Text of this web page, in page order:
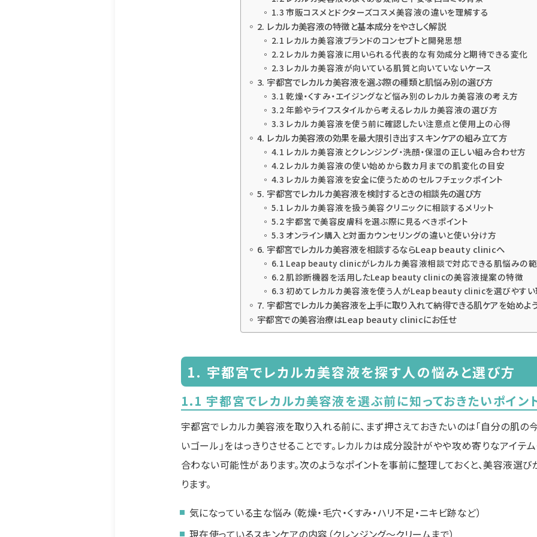
1.3 市販コスメとドクターズコスメ美容液の違いを理解する
2. レカルカ美容液の特徴と基本成分をやさしく解説
2.1 レカルカ美容液ブランドのコンセプトと開発思想
2.2 レカルカ美容液に用いられる代表的な有効成分と期待できる変化
2.3 レカルカ美容液が向いている肌質と向いていないケース
3. 宇都宮でレカルカ美容液を選ぶ際の種類と肌悩み別の選び方
3.1 乾燥・くすみ・エイジングなど悩み別のレカルカ美容液の考え方
3.2 年齢やライフスタイルから考えるレカルカ美容液の選び方
3.3 レカルカ美容液を使う前に確認したい注意点と使用上の心得
4. レカルカ美容液の効果を最大限引き出すスキンケアの組み立て方
4.1 レカルカ美容液とクレンジング・洗顔・保湿の正しい組み合わせ方
4.2 レカルカ美容液の使い始めから数カ月までの肌変化の目安
4.3 レカルカ美容液を安全に使うためのセルフチェックポイント
5. 宇都宮でレカルカ美容液を検討するときの相談先の選び方
5.1 レカルカ美容液を扱う美容クリニックに相談するメリット
5.2 宇都宮で美容皮膚科を選ぶ際に見るべきポイント
5.3 オンライン購入と対面カウンセリングの違いと使い分け方
6. 宇都宮でレカルカ美容液を相談するならLeap beauty clinicへ
6.1 Leap beauty clinicがレカルカ美容液相談で対応できる肌悩みの
6.2 肌診断機器を活用したLeap beauty clinicの美容液提案の特徴
6.3 初めてレカルカ美容液を使う人がLeap beauty clinicを選びやす
7. 宇都宮でレカルカ美容液を上手に取り入れて納得できる肌ケアを始めよ
宇都宮での美容治療はLeap beauty clinicにお任せ
1. 宇都宮でレカルカ美容液を探す人の悩みと選び方
1.1 宇都宮でレカルカ美容液を選ぶ前に知っておきたいポイン
宇都宮でレカルカ美容液を取り入れる前に、まず押さえておきたいのは「自分の肌の
いゴール」をはっきりさせることです。レカルカは成分設計がやや攻め寄りなアイテ
合わない可能性があります。次のようなポイントを事前に整理しておくと、美容液選
ります。
気になっている主な悩み（乾燥・毛穴・くすみ・ハリ不足・ニキビ跡など）